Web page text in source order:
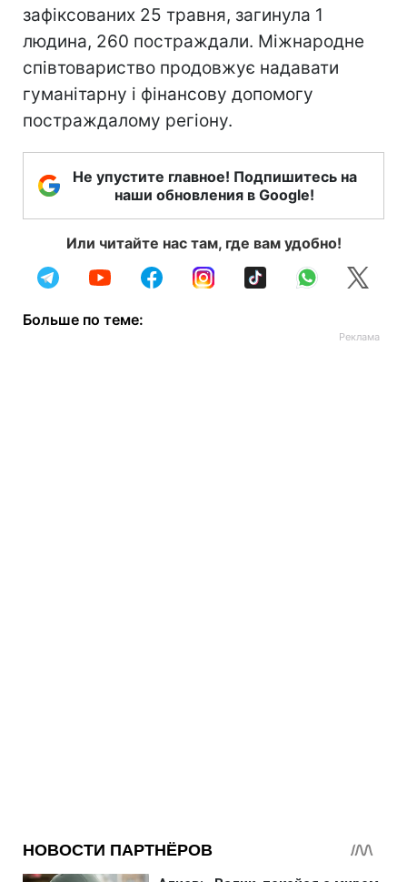
зафіксованих 25 травня, загинула 1
людина, 260 постраждали. Міжнародне
співтовариство продовжує надавати
гуманітарну і фінансову допомогу
постраждалому регіону.
Не упустите главное! Подпишитесь на
наши обновления в Google!
Или читайте нас там, где вам удобно!
Больше по теме: